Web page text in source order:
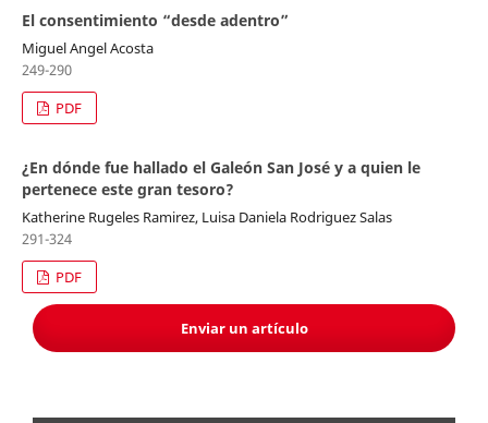
El consentimiento “desde adentro”
Miguel Angel Acosta
249-290
PDF
¿En dónde fue hallado el Galeón San José y a quien le
pertenece este gran tesoro?
Katherine Rugeles Ramirez, Luisa Daniela Rodriguez Salas
291-324
PDF
Enviar un artículo